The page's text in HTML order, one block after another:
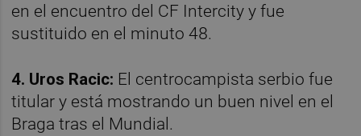
en el encuentro del CF Intercity y fue
sustituido en el minuto 48.
4. Uros Racic: El centrocampista serbio fue
titular y está mostrando un buen nivel en el
Braga tras el Mundial.